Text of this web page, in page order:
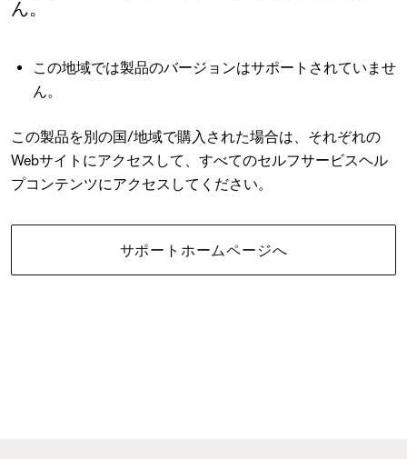
ん。
この地域では製品のバージョンはサポートされていませ
ん。
この製品を別の国/地域で購入された場合は、それぞれの
Webサイトにアクセスして、すべてのセルフサービスヘル
プコンテンツにアクセスしてください。
サポートホームページへ